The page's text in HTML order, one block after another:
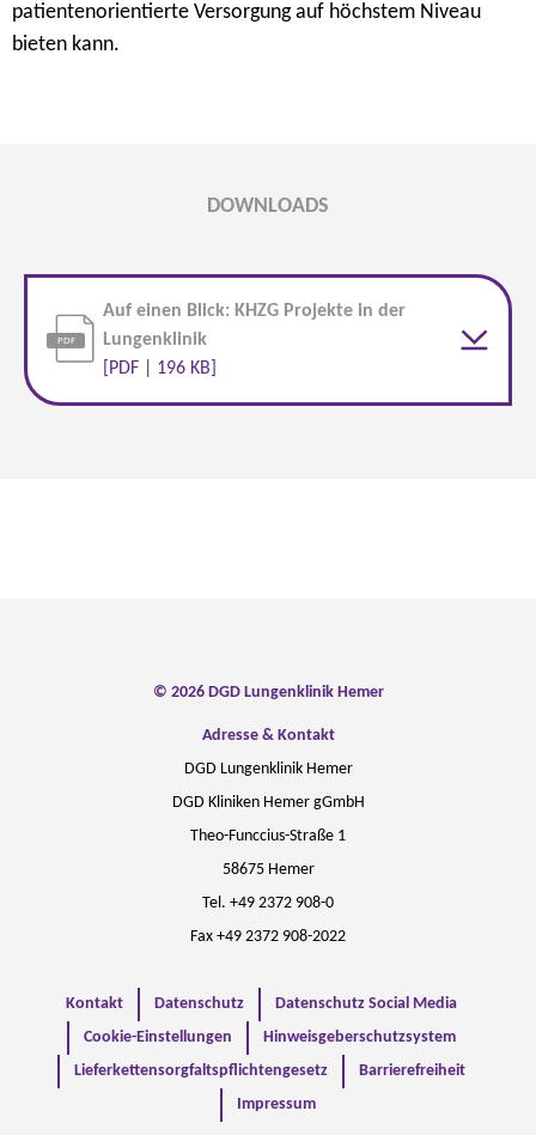
patientenorientierte Versorgung auf höchstem Niveau
bieten kann.
DOWNLOADS
Auf einen Blick: KHZG Projekte in der
Lungenklinik
[PDF | 196 KB]
© 2026 DGD Lungenklinik Hemer
Adresse & Kontakt
DGD Lungenklinik Hemer
DGD Kliniken Hemer gGmbH
Theo-Funccius-Straße 1
58675 Hemer
Tel. +49 2372 908-0
Fax +49 2372 908-2022
Kontakt Datenschutz
Datenschutz Social Media
Cookie-Einstellungen
Hinweisgeberschutzsystem
Lieferkettensorgfaltspflichtengesetz
Barrierefreiheit
Impressum